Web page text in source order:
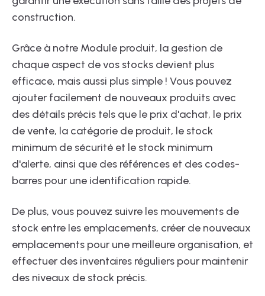
construction.
Grâce à notre Module produit, la gestion de
chaque aspect de vos stocks devient plus
efficace, mais aussi plus simple ! Vous pouvez
ajouter facilement de nouveaux produits avec
des détails précis tels que le prix d'achat, le prix
de vente, la catégorie de produit, le stock
minimum de sécurité et le stock minimum
d'alerte, ainsi que des références et des codes-
barres pour une identification rapide.
De plus, vous pouvez suivre les mouvements de
stock entre les emplacements, créer de nouveaux
emplacements pour une meilleure organisation, et
effectuer des inventaires réguliers pour maintenir
des niveaux de stock précis.